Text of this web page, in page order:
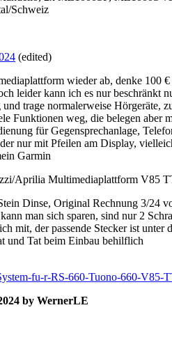
Schweiz
(edited)
wieder ab, denke 100 €
leider kann ich es nur beschränkt
trage normalerweise Hörgeräte,
Funktionen weg, die belegen aber
für Gegensprechanlage,
nur mit Pfeilen am Display,
Garmin
Aprilia Multimediaplattform V85
Dinse, Original Rechnung 3/24
man sich sparen, sind nur 2
mit, der passende Stecker ist unter
und Tat beim Einbau behilflich
by WernerLE